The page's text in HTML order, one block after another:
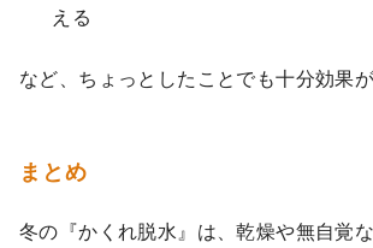
える
など、ちょっとしたことでも十分効果が
まとめ
冬の『かくれ脱水』は、乾燥や無自覚